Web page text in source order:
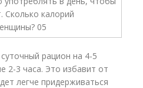
рацион на 4-5
2-3 часа. Это избавит от
легче придерживаться